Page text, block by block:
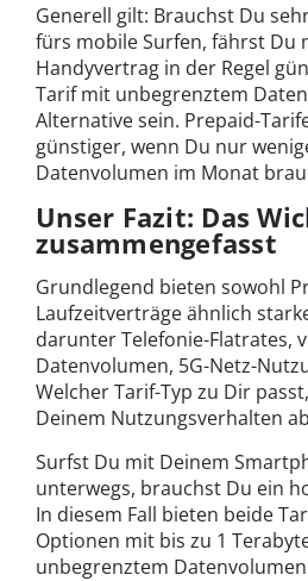
Generell gilt: Brauchst Du
fürs mobile Surfen, fährst Du
Handyvertrag in der Regel
Tarif mit unbegrenztem
Alternative sein. Prepaid-
günstiger, wenn Du nur
Datenvolumen im Monat
Unser Fazit: Das
zusammengefasst
Grundlegend bieten sowohl
Laufzeitverträge ähnlich
darunter Telefonie-Flatrates,
Datenvolumen, 5G-Netz-
Welcher Tarif-Typ zu Dir
Deinem Nutzungsverhalten
Surfst Du mit Deinem
unterwegs, brauchst Du ein
In diesem Fall bieten beide
Optionen mit bis zu 1
unbegrenztem